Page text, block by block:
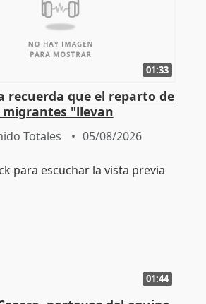
01:33
recuerda que el reparto de
migrantes "llevan
del Gobierno" central
Totales 05/08/2026
01:44